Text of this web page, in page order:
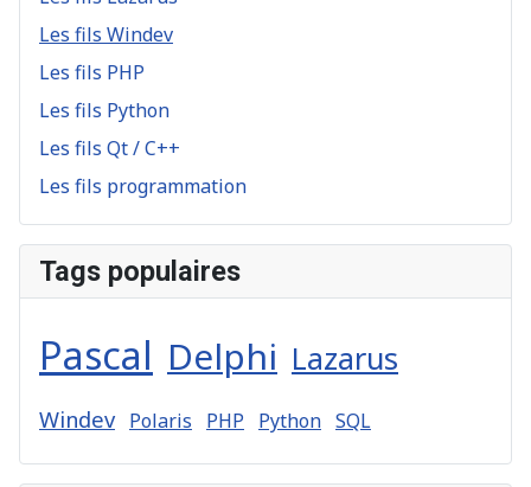
Les fils Windev
Les fils PHP
Les fils Python
Les fils Qt / C++
Les fils programmation
Tags populaires
Pascal Delphi Lazarus
Windev Polaris PHP Python SQL